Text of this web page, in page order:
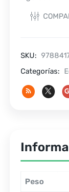
SKU:
Categorías:
Peso